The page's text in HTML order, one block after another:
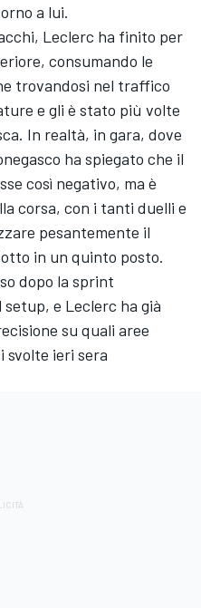
a lui.
Leclerc ha finito per
consumando le
trovandosi nel traffico
e gli è stato più volte
In realtà, in gara, dove
ha spiegato che il
così negativo, ma è
corsa, con i tanti duelli e
pesantemente il
in un quinto posto.
dopo la sprint
e Leclerc ha già
su quali aree
svolte ieri sera